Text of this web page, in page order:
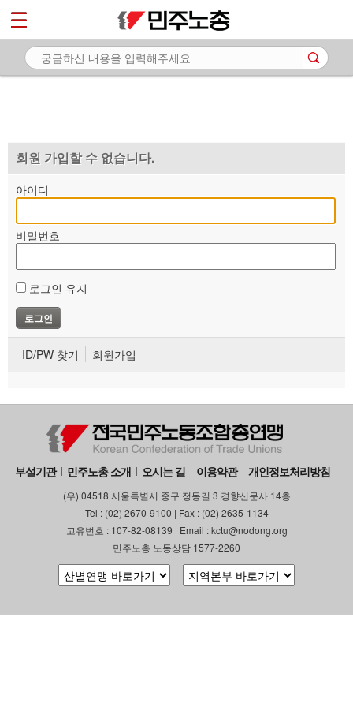
회원 가입할 수 없습니다.
아이디
비밀번호
로그인 유지
ID/PW 찾기 회원가입
부설기관 민주노총 소개 오시는 길 이용약관 개인정보처리방침
(우) 04518 서울특별시 중구 정동길 3 경향신문사 14층
Tel : (02) 2670-9100 | Fax : (02) 2635-1134
고유번호 : 107-82-08139 | Email : kctu@nodong.org
민주노총 노동상담 1577-2260
마이페이지
소개
자료
부설기관